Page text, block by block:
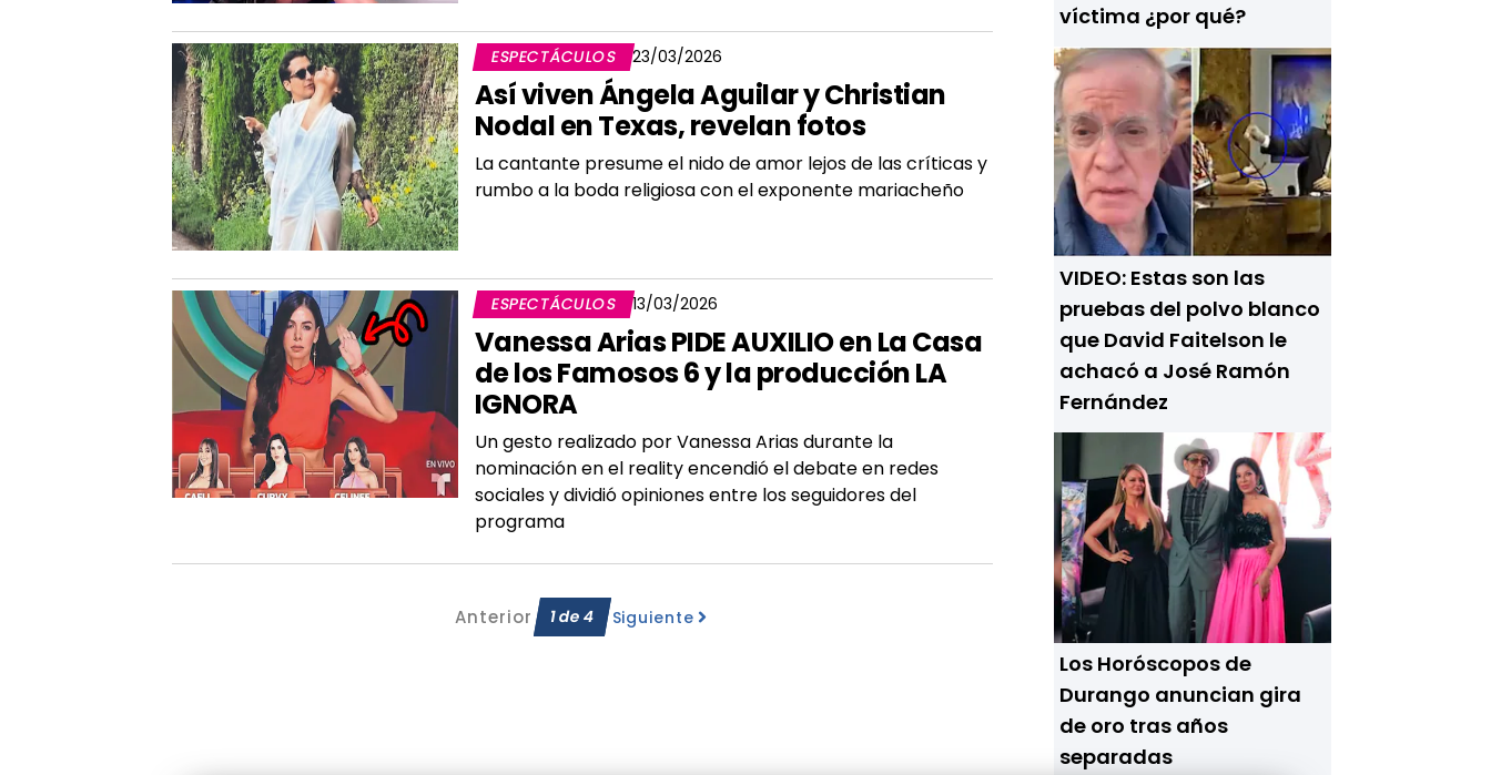
ESPECTÁCULOS 23/03/2026
Así viven Ángela Aguilar y Christian
Nodal en Texas, revelan fotos
La cantante presume el nido de amor lejos de las críticas y
rumbo a la boda religiosa con el exponente mariacheño
ESPECTÁCULOS 13/03/2026
Vanessa Arias PIDE AUXILIO en La Casa
de los Famosos 6 y la producción LA
IGNORA
Un gesto realizado por Vanessa Arias durante la
nominación en el reality encendió el debate en redes
sociales y dividió opiniones entre los seguidores del
programa
Anterior 1de4 Siguiente
víctima ¿por qué?
VIDEO: Estas son las
pruebas del polvo blanco
que David Faitelson le
achacó a José Ramón
Fernández
Los Horóscopos de
Durango anuncian gira
de oro tras años
separadas